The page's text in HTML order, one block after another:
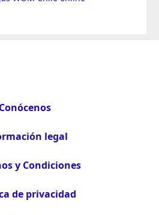
Conócenos
legal
y Condiciones
de privacidad